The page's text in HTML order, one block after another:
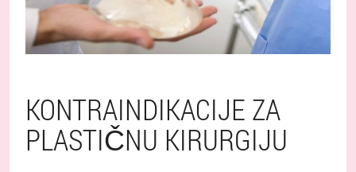
KONTRAINDIKACIJE ZA
PLASTIČNU KIRURGIJU